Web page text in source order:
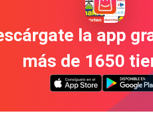
la app
más de 1650